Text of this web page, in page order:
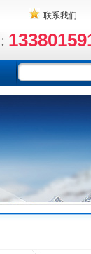
联系我们